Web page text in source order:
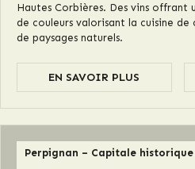
Hautes Corbières. Des vins
de couleurs valorisant la cuisine
de paysages naturels.
EN SAVOIR PLUS
Perpignan – Capitale historique